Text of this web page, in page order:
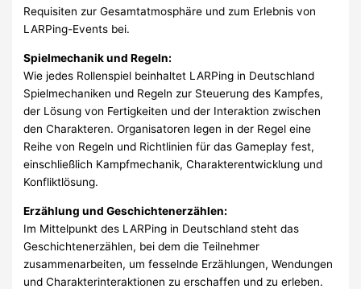
Requisiten zur Gesamtatmosphäre und zum Erlebnis von
LARPing-Events bei.
Spielmechanik und Regeln:
Wie jedes Rollenspiel beinhaltet LARPing in Deutschland
Spielmechaniken und Regeln zur Steuerung des Kampfes,
der Lösung von Fertigkeiten und der Interaktion zwischen
den Charakteren. Organisatoren legen in der Regel eine
Reihe von Regeln und Richtlinien für das Gameplay fest,
einschließlich Kampfmechanik, Charakterentwicklung und
Konfliktlösung.
Erzählung und Geschichtenerzählen:
Im Mittelpunkt des LARPing in Deutschland steht das
Geschichtenerzählen, bei dem die Teilnehmer
zusammenarbeiten, um fesselnde Erzählungen, Wendungen
und Charakterinteraktionen zu erschaffen und zu erleben.